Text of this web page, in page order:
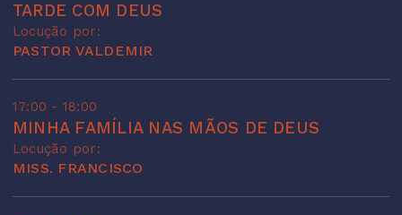
TARDE COM DEUS
Locução por:
PASTOR VALDEMIR
17:00 - 18:00
MINHA FAMÍLIA NAS MÃOS DE DEUS
Locução por:
MISS. FRANCISCO